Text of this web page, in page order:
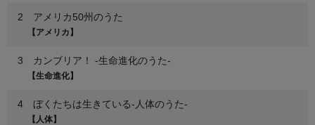
2 アメリカ50州のうた
【アメリカ】
3 カンブリア！ -生命進化のうた-
【生命進化】
4 ぼくたちは生きている-人体のうた-
【人体】